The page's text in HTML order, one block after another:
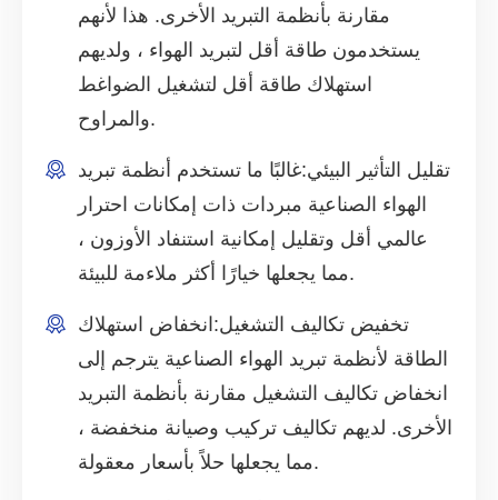
مقارنة بأنظمة التبريد الأخرى. هذا لأنهم
يستخدمون طاقة أقل لتبريد الهواء ، ولديهم
استهلاك طاقة أقل لتشغيل الضواغط
والمراوح.
تقليل التأثير البيئي:غالبًا ما تستخدم أنظمة تبريد
الهواء الصناعية مبردات ذات إمكانات احترار
عالمي أقل وتقليل إمكانية استنفاد الأوزون ،
مما يجعلها خيارًا أكثر ملاءمة للبيئة.
تخفيض تكاليف التشغيل:انخفاض استهلاك
الطاقة لأنظمة تبريد الهواء الصناعية يترجم إلى
انخفاض تكاليف التشغيل مقارنة بأنظمة التبريد
الأخرى. لديهم تكاليف تركيب وصيانة منخفضة ،
مما يجعلها حلاً بأسعار معقولة.